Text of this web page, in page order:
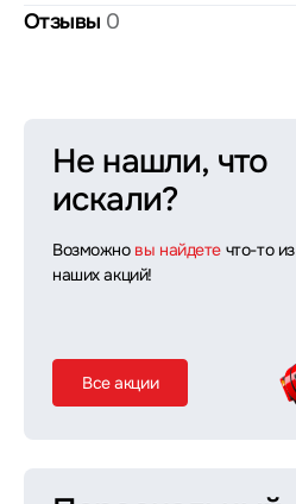
Отзывы 0
Не нашли, что
искали?
Возможно вы найдете что-то из
наших акций!
Все акции